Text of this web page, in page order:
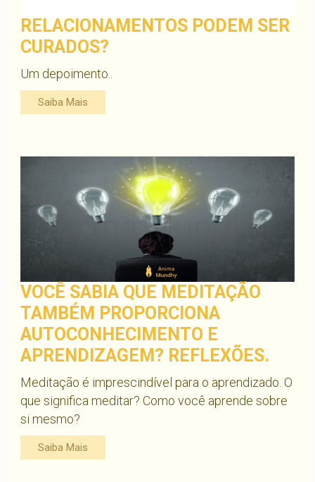
RELACIONAMENTOS PODEM SER
CURADOS?
Um depoimento..
Saiba Mais
VOCÊ SABIA QUE MEDITAÇÃO
TAMBÉM PROPORCIONA
AUTOCONHECIMENTO E
APRENDIZAGEM? REFLEXÕES.
Meditação é imprescindível para o aprendizado. O
que significa meditar? Como você aprende sobre
si mesmo?
Saiba Mais